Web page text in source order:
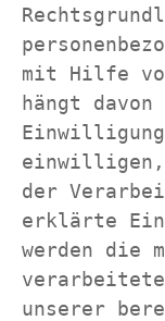
mit Hilfe
hängt
einwilligen,
der
erklärte
werden die
unserer